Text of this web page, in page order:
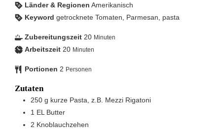
Länder & Regionen Amerikanisch
Keyword getrocknete Tomaten, Parmesan, pasta
Zubereitungszeit 20 Minuten
Arbeitszeit 20 Minuten
Portionen 2 Personen
Zutaten
250 g kurze Pasta, z.B. Mezzi Rigatoni
1 EL Butter
2 Knoblauchzehen